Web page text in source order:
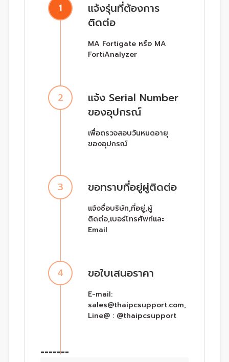
1
แจ้งรุ่นที่ต้องการ
ติดต่อ
MA Fortigate หรือ MA
FortiAnalyzer
2
แจ้ง Serial Number
ของอุปกรณ์
เพื่อตรวจสอบวันหมดอายุ
ของอุปกรณ์
3 ขอทราบที่อยู่ผู่ติดต่อ
แจ้งชื่อบริษัท,ที่อยู่,ผู้
ติดต่อ,เบอร์โทรศัพท์และ
Email
4 ขอใบเสนอราคา
E-mail:
sales@thaipcsupport.com,
Line@ : @thaipcsupport
=======